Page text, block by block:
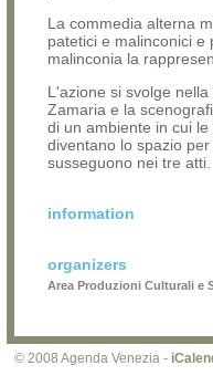
La commedia alterna
patetici e malinconici e
malinconia la
L'azione si svolge
Zamaria e la
di un ambiente in cui
diventano lo spazio
susseguono nei tre atti.
information
organizers
Area Produzioni Culturali e
© 2008 Agenda Venezia -